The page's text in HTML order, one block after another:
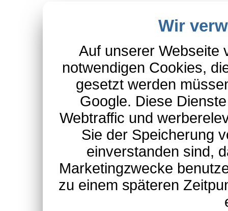
Wir
Auf unserer Webseite
notwendigen Cookies,
gesetzt werden
Google. Diese
Webtraffic und
Sie der Speicherung
einverstanden sind,
Marketingzwecke
zu einem späteren